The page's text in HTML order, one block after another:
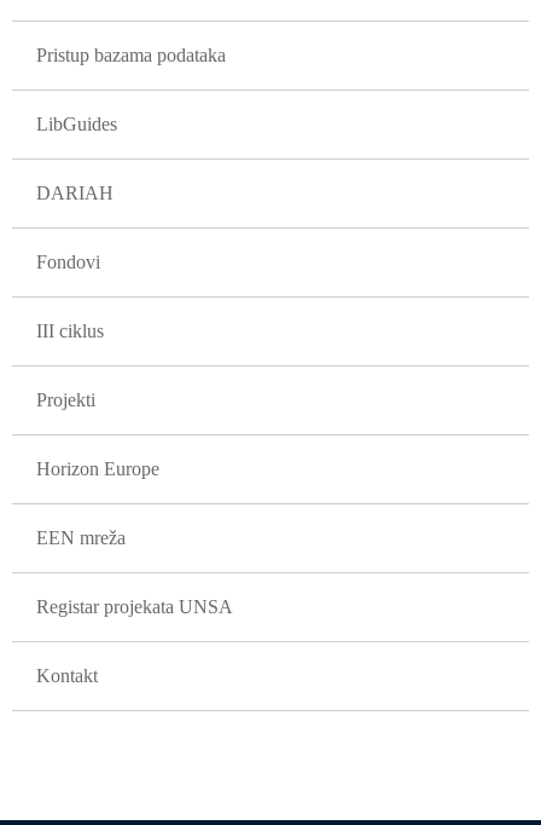
Pristup bazama podataka
LibGuides
DARIAH
Fondovi
III ciklus
Projekti
Horizon Europe
EEN mreža
Registar projekata UNSA
Kontakt